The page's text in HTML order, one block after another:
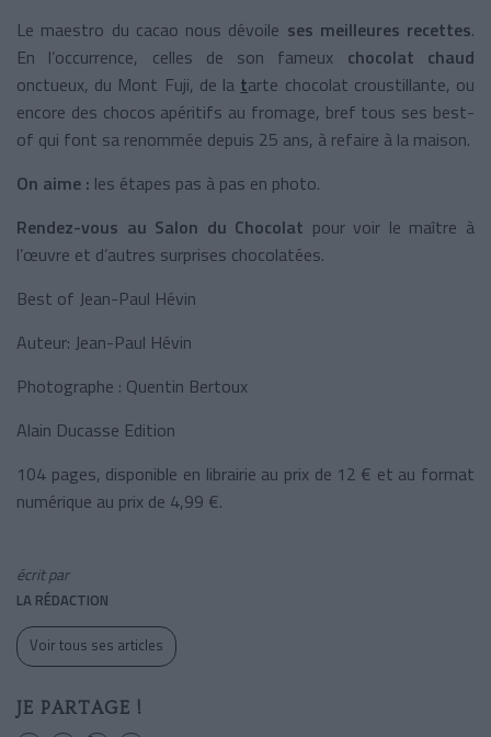
Le maestro du cacao nous dévoile ses meilleures recettes.
En l’occurrence, celles de son fameux chocolat chaud
onctueux, du Mont Fuji, de la tarte chocolat croustillante, ou
encore des chocos apéritifs au fromage, bref tous ses best-
of qui font sa renommée depuis 25 ans, à refaire à la maison.
On aime : les étapes pas à pas en photo.
Rendez-vous au Salon du Chocolat pour voir le maître à
l’œuvre et d’autres surprises chocolatées.
Best of Jean-Paul Hévin
Auteur: Jean-Paul Hévin
Photographe : Quentin Bertoux
Alain Ducasse Edition
104 pages, disponible en librairie au prix de 12 € et au format
numérique au prix de 4,99 €.
écrit par
LA RÉDACTION
Voir tous ses articles
JE PARTAGE !